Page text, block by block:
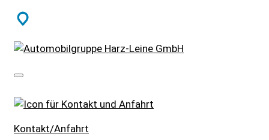
Kontakt/Anfahrt